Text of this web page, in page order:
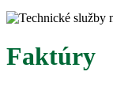
Faktúry